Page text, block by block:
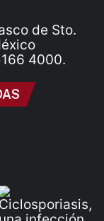
de Sto.
4000.